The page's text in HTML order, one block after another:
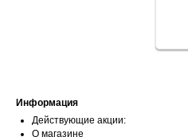
Информация
Действующие акции:
О магазине